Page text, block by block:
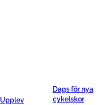
Upplev
Dags för nya
cykelskor